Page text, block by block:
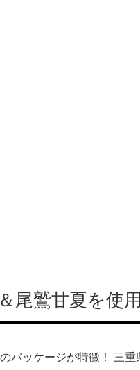
尾鷲甘夏を使
パッケージが特徴！ 三